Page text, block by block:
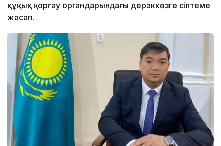
құқық қорғау органдарындағы дереккөзге сілтеме
жасап.